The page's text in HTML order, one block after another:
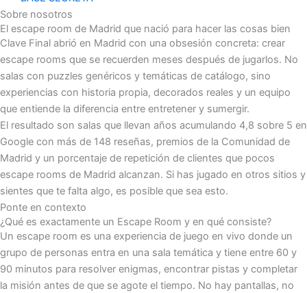
Sobre nosotros
El escape room de Madrid que nació para hacer las cosas bien
Clave Final abrió en Madrid con una obsesión concreta: crear
escape rooms que se recuerden meses después de jugarlos. No
salas con puzzles genéricos y temáticas de catálogo, sino
experiencias con historia propia, decorados reales y un equipo
que entiende la diferencia entre entretener y sumergir.
El resultado son salas que llevan años acumulando 4,8 sobre 5 en
Google con más de 148 reseñas, premios de la Comunidad de
Madrid y un porcentaje de repetición de clientes que pocos
escape rooms de Madrid alcanzan. Si has jugado en otros sitios y
sientes que te falta algo, es posible que sea esto.
Ponte en contexto
¿Qué es exactamente un Escape Room y en qué consiste?
Un escape room es una experiencia de juego en vivo donde un
grupo de personas entra en una sala temática y tiene entre 60 y
90 minutos para resolver enigmas, encontrar pistas y completar
la misión antes de que se agote el tiempo. No hay pantallas, no